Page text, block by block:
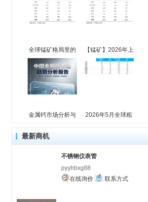
全球锰矿格局里的 【锰矿】2026年上
金属钙市场分析与 2026年5月全球粗
最新商机
不锈钢仪表管
pyyhbxg88
在线询价
联系方式